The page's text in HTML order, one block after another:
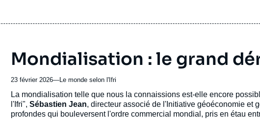
Mondialisation : le grand
23 février 2026—Nom
du
journal,
revue
ou
Le monde selon l'Ifri
Accroche
La mondialisation telle que nous la connaissions est-elle encore
l'Ifri", Sébastien Jean, directeur associé de l'Initiative géoéconomie et
profondes qui bouleversent l'ordre commercial mondial, pris en étau